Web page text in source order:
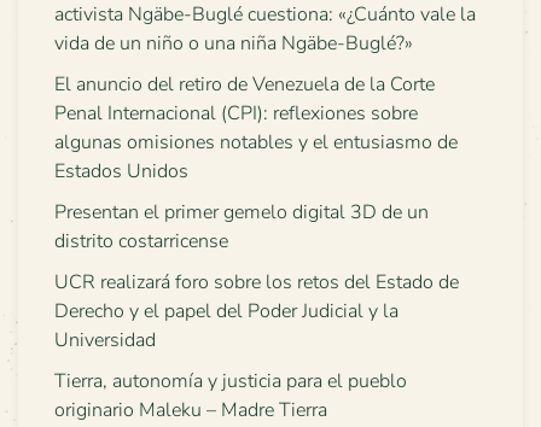
activista Ngäbe-Buglé cuestiona: «¿Cuánto vale la
vida de un niño o una niña Ngäbe-Buglé?»
El anuncio del retiro de Venezuela de la Corte
Penal Internacional (CPI): reflexiones sobre
algunas omisiones notables y el entusiasmo de
Estados Unidos
Presentan el primer gemelo digital 3D de un
distrito costarricense
UCR realizará foro sobre los retos del Estado de
Derecho y el papel del Poder Judicial y la
Universidad
Tierra, autonomía y justicia para el pueblo
originario Maleku – Madre Tierra